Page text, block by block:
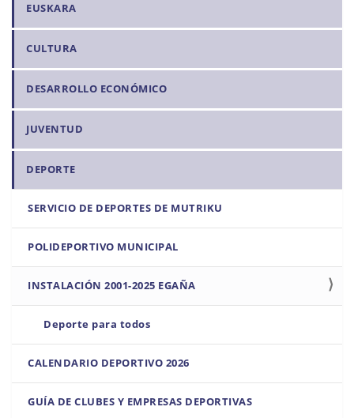
N
a
v
a
ó
n
EUSKARA
CULTURA
DESARROLLO ECONÓMICO
JUVENTUD
DEPORTE
SERVICIO DE DEPORTES DE MUTRIKU
POLIDEPORTIVO MUNICIPAL
INSTALACIÓN 2001-2025 EGAÑA
Deporte para todos
CALENDARIO DEPORTIVO 2026
GUÍA DE CLUBES Y EMPRESAS DEPORTIVAS